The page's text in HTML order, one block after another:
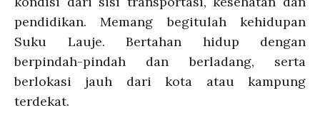
pendidikan. Memang begitulah kehidupan
Suku Lauje. Bertahan hidup dengan
berpindah-pindah dan berladang, serta
berlokasi jauh dari kota atau kampung
terdekat.